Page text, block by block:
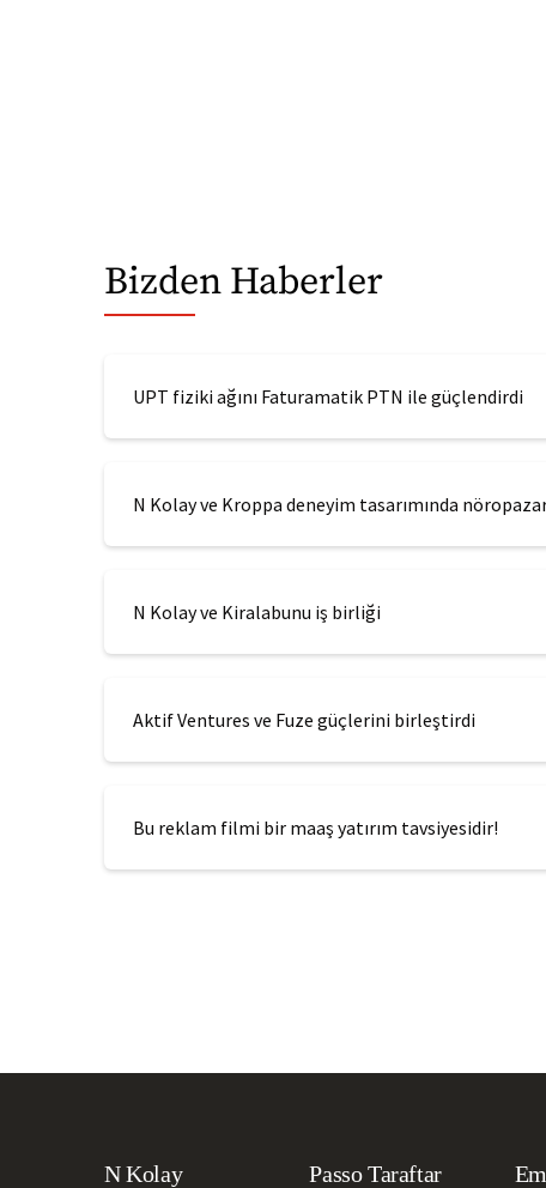
Bizden Haberler
UPT fiziki ağını Faturamatik PTN ile güçlendirdi
N Kolay ve Kroppa deneyim tasarımında
N Kolay ve Kiralabunu iş birliği
Aktif Ventures ve Fuze güçlerini birleştirdi
Bu reklam filmi bir maaş yatırım tavsiyesidir!
N Kolay Passo Taraftar